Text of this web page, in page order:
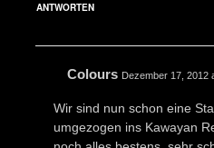
ANTWORTEN
Colours Dezember 17, 2012
Wir sind nun schon eine
umgezogen ins Kawayan